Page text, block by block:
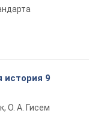
история 9
О. А. Гисем